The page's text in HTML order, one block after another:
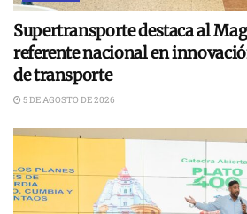
Supertransporte destaca al
referente nacional en
de transporte
5 DE AGOSTO DE 2026